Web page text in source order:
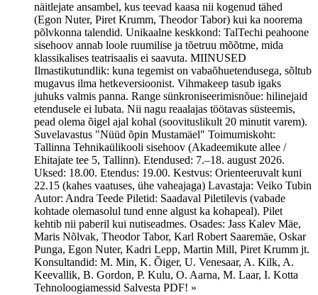
näitlejate ansambel, kus teevad kaasa nii kogenud tähed
(Egon Nuter, Piret Krumm, Theodor Tabor) kui ka noorema
põlvkonna talendid. Unikaalne keskkond: TalTechi peahoone
sisehoov annab loole ruumilise ja tõetruu mõõtme, mida
klassikalises teatrisaalis ei saavuta. MIINUSED
Ilmastikutundlik: kuna tegemist on vabaõhuetendusega, sõltub
mugavus ilma hetkeversioonist. Vihmakeep tasub igaks
juhuks valmis panna. Range sünkroniseerimisnõue: hilinejaid
etendusele ei lubata. Nii nagu reaalajas töötavas süsteemis,
pead olema õigel ajal kohal (soovituslikult 20 minutit varem).
Suvelavastus "Nüüd õpin Mustamäel" Toimumiskoht:
Tallinna Tehnikaülikooli sisehoov (Akadeemikute allee /
Ehitajate tee 5, Tallinn). Etendused: 7.–18. august 2026.
Uksed: 18.00. Etendus: 19.00. Kestvus: Orienteeruvalt kuni
22.15 (kahes vaatuses, ühe vaheajaga) Lavastaja: Veiko Tubin
Autor: Andra Teede Piletid: Saadaval Piletilevis (vabade
kohtade olemasolul tund enne algust ka kohapeal). Pilet
kehtib nii paberil kui nutiseadmes. Osades: Jass Kalev Mäe,
Maris Nõlvak, Theodor Tabor, Karl Robert Saaremäe, Oskar
Punga, Egon Nuter, Kadri Lepp, Martin Mill, Piret Krumm jt.
Konsultandid: M. Min, K. Õiger, U. Venesaar, A. Kilk, A.
Keevallik, B. Gordon, P. Kulu, O. Aarna, M. Laar, I. Kotta
Tehnoloogiamessid Salvesta PDF! »